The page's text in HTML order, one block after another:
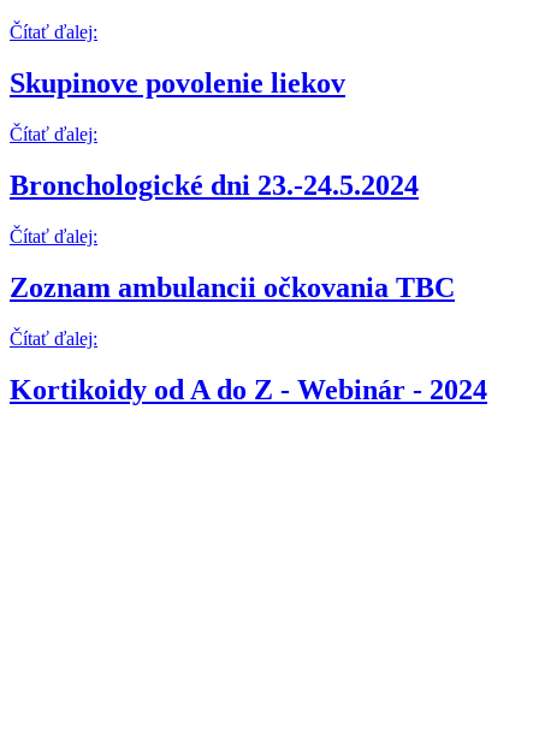
Čítať ďalej:
Skupinove povolenie liekov
Čítať ďalej:
Bronchologické dni 23.-24.5.2024
Čítať ďalej:
Zoznam ambulancii očkovania TBC
Čítať ďalej:
Kortikoidy od A do Z - Webinár - 2024